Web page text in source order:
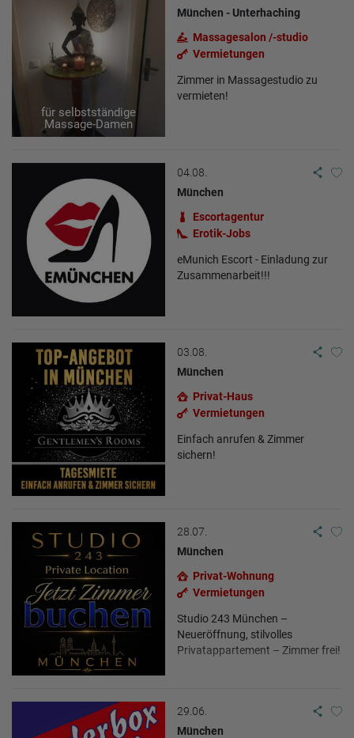
für selbstständige
Massage-Damen
München - Unterhaching
Massagesalon /-studio
Vermietungen
Zimmer in Massagestudio zu
vermieten!
04.08.
München
Escortagentur
Erotik-Jobs
eMunich Escort - Einladung zur
Zusammenarbeit!!!
03.08.
München
Privat-Haus
Vermietungen
Einfach anrufen & Zimmer
sichern!
28.07.
München
Privat-Wohnung
Vermietungen
Studio 243 München –
Neueröffnung, stilvolles
Privatappartement – Zimmer frei!
29.06.
München